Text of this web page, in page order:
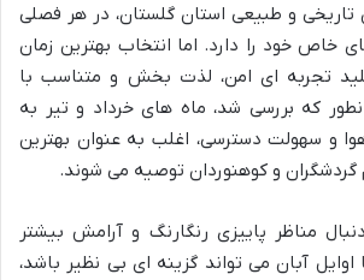
تاریخی و طبیعی استان گلستان، در هر فصلی
خاص خود را دارد. اما انتخاب بهترین زمان
کلید تجربه ای امن، لذت بخش و متناسب با
که بررسی شد، ماه های خرداد و تیر به
و سهولت دسترسی، اغلب به عنوان بهترین
گردشگران و کوهنوردان توصیه می شوند.
مناظر پاییزی رنگارنگ و آرامش بیشتر
آبان می تواند گزینه ای بی نظیر باشد،